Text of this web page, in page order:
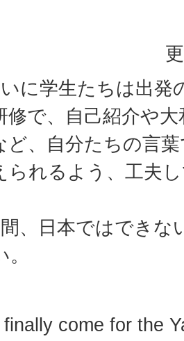
に学生たちは出発
修で、自己紹介や
ど、自分たちの言
られるよう、工夫
、日本ではできな
come for the